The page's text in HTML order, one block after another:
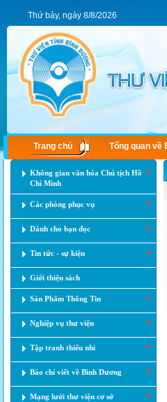
Thứ bảy, ngày 8/8/2026
Trang chủ Tổng quan về
Không gian văn hóa Chủ tịch Hồ
Chí Minh
Các phòng phục vụ
Dành cho bạn đọc
Tin tức - sự kiện
Giới thiệu sách
Sản Phẩm Thông Tin
Nghiệp vụ thư viện
Tập tranh thiếu nhi
Báo chí viết về Bình Dương
Mạng lưới thư viện cơ sở